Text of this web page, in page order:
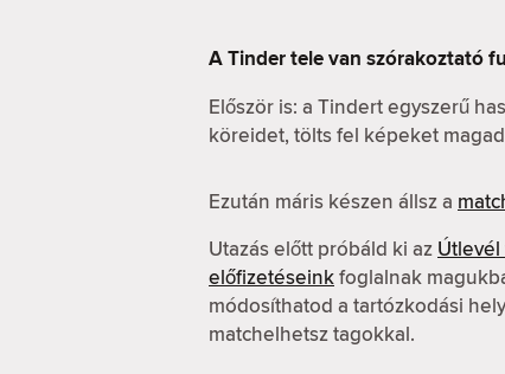
A Tinder tele van szórakoztató
Először is: a Tindert egyszerű
köreidet, tölts fel képeket
Ezután máris készen állsz a
Utazás előtt próbáld ki az
előfizetéseinkfoglalnak
módosíthatod a tartózkodási
matchelhetsz tagokkal.